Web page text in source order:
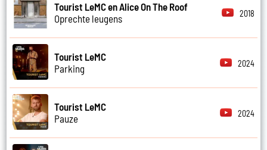
Tourist LeMC en Alice On The Roof
Oprechte leugens
2018
Tourist LeMC
Parking
2024
Tourist LeMC
Pauze
2024